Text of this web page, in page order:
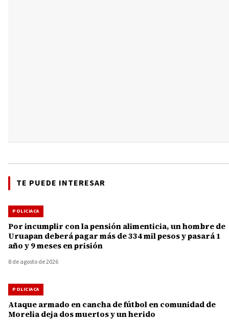
TE PUEDE INTERESAR
POLICIACA
Por incumplir con la pensión alimenticia, un hombre de
Uruapan deberá pagar más de 334 mil pesos y pasará 1
año y 9 meses en prisión
8 de agosto de 2026
POLICIACA
Ataque armado en cancha de fútbol en comunidad de
Morelia deja dos muertos y un herido